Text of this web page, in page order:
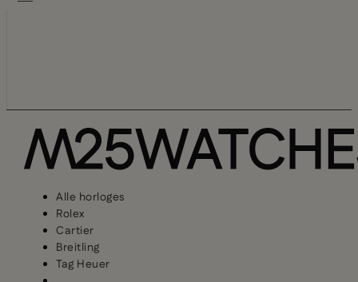
Alle horloges
Rolex
Cartier
Breitling
Tag Heuer